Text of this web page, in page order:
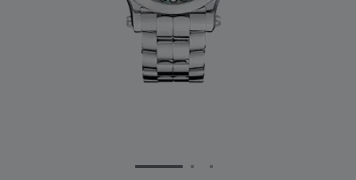
转到幻灯片 1转到幻灯片 2
转到幻灯片 3